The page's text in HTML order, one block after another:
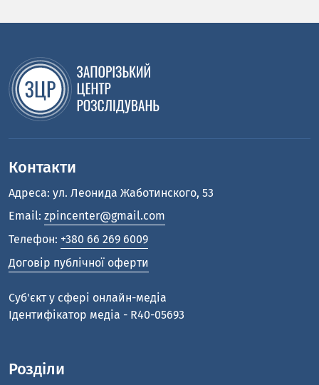
Контакти
Адреса: ул. Леонида Жаботинского, 53
Email: zpincenter@gmail.com
Телефон: +380 66 269 6009
Договір публічної оферти
Cуб'єкт у сфері онлайн-медіа
Ідентифікатор медіа - R40-05693
Розділи